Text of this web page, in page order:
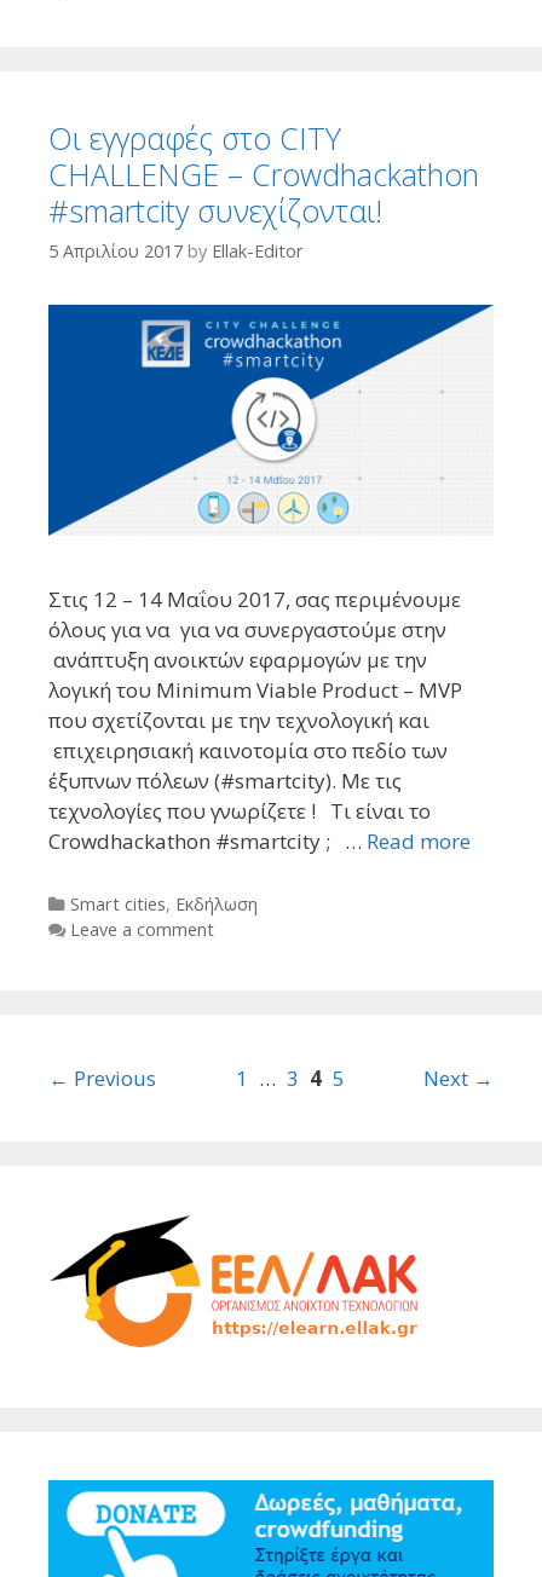
Oι εγγραφές στο CITY
CHALLENGE – Crowdhackathon
#smartcity συνεχίζονται!
5 Απριλίου 2017 by Ellak-Editor
Στις 12 – 14 Μαΐου 2017, σας περιμένουμε
όλους για να για να συνεργαστούμε στην
ανάπτυξη ανοικτών εφαρμογών με την
λογική του Minimum Viable Product – MVP
που σχετίζονται με την τεχνολογική και
επιχειρησιακή καινοτομία στο πεδίο των
έξυπνων πόλεων (#smartcity). Με τις
τεχνολογίες που γνωρίζετε ! Τι είναι το
Crowdhackathon #smartcity ; … Read more
Categories
Smart cities, Εκδήλωση
Leave a comment
Post
← Previous 1 … 3 4 5 Next →